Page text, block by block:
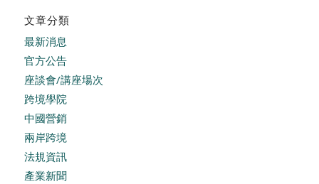
文章分類
最新消息
官方公告
座談會/講座場次
跨境學院
中國營銷
兩岸跨境
法規資訊
產業新聞